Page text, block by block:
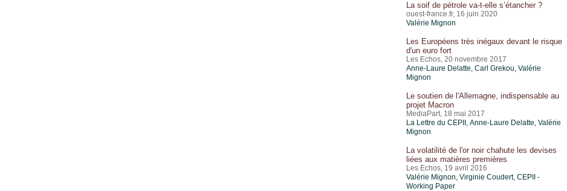
La soif de pétrole va-t-elle s’étancher ?
ouest-france.fr, 16 juin 2020
Valérie Mignon
Les Européens très inégaux devant le risque
d'un euro fort
Les Echos, 20 novembre 2017
Anne-Laure Delatte, Carl Grekou, Valérie
Mignon
Le soutien de l'Allemagne, indispensable au
projet Macron
MediaPart, 18 mai 2017
La Lettre du CEPII, Anne-Laure Delatte, Valérie
Mignon
La volatilité de l'or noir chahute les devises
liées aux matières premières
Les Echos, 19 avril 2016
Valérie Mignon, Virginie Coudert, CEPII -
Working Paper